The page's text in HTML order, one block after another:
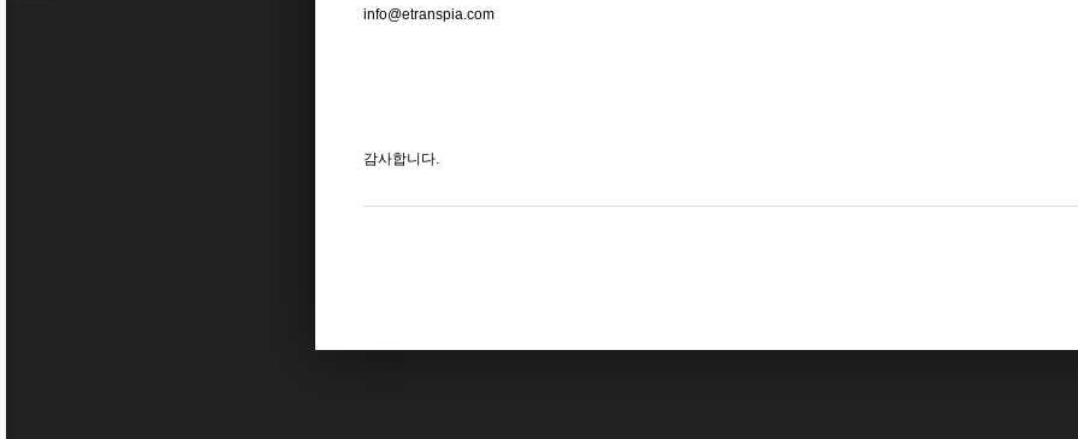
info@etranspia.com
감사합니다.